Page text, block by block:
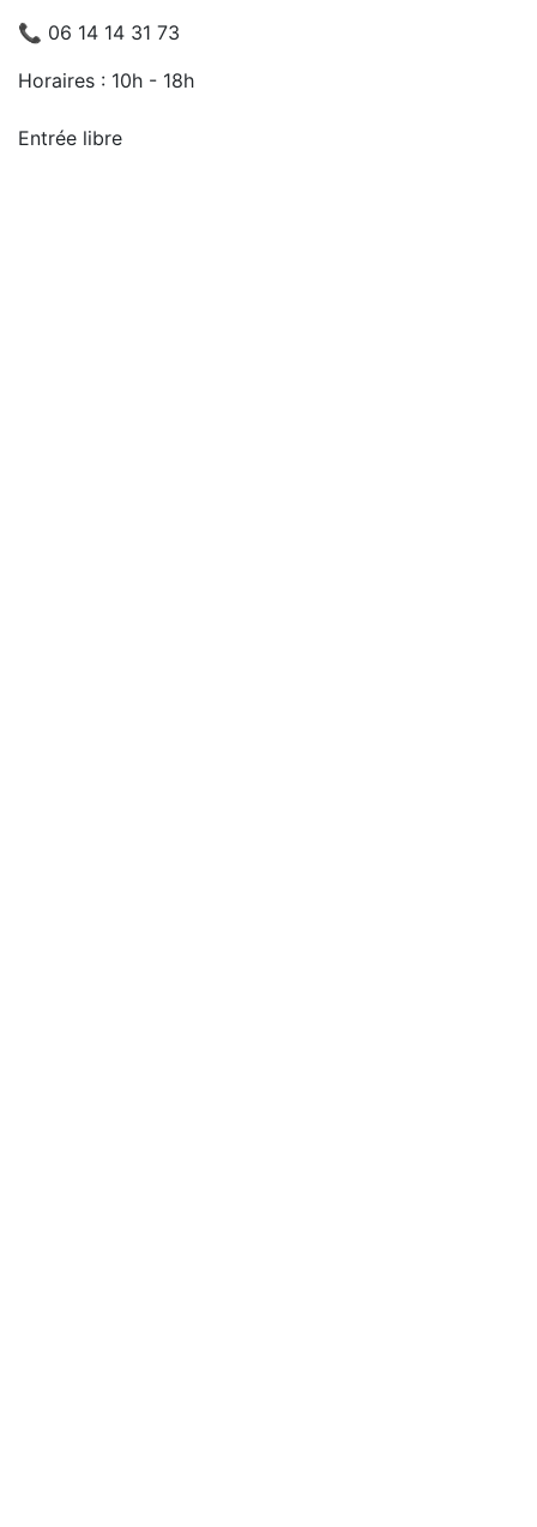
📞 06 14 14 31 73
Horaires : 10h - 18h
Entrée libre